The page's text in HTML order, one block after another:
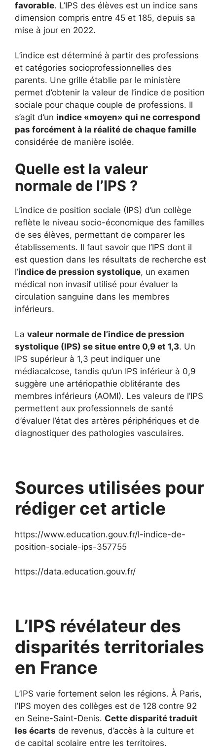
favorable. L’IPS des élèves est un indice sans
dimension compris entre 45 et 185, depuis sa
mise à jour en 2022.
L’indice est déterminé à partir des professions
et catégories socioprofessionnelles des
parents. Une grille établie par le ministère
permet d’obtenir la valeur de l’indice de position
sociale pour chaque couple de professions. Il
s’agit d’un indice «moyen» qui ne correspond
pas forcément à la réalité de chaque famille
considérée de manière isolée.
Quelle est la valeur
normale de l’IPS ?
L’indice de position sociale (IPS) d’un collège
reflète le niveau socio-économique des familles
de ses élèves, permettant de comparer les
établissements. Il faut savoir que l’IPS dont il
est question dans les résultats de recherche est
l’indice de pression systolique, un examen
médical non invasif utilisé pour évaluer la
circulation sanguine dans les membres
inférieurs.
La valeur normale de l’indice de pression
systolique (IPS) se situe entre 0,9 et 1,3. Un
IPS supérieur à 1,3 peut indiquer une
médiacalcose, tandis qu’un IPS inférieur à 0,9
suggère une artériopathie oblitérante des
membres inférieurs (AOMI). Les valeurs de l’IPS
permettent aux professionnels de santé
d’évaluer l’état des artères périphériques et de
diagnostiquer des pathologies vasculaires.
Sources utilisées pour
rédiger cet article
https://www.education.gouv.fr/l-indice-de-
position-sociale-ips-357755
https://data.education.gouv.fr/
L’IPS révélateur des
disparités territoriales
en France
L’IPS varie fortement selon les régions. À Paris,
l’IPS moyen des collèges est de 128 contre 92
en Seine-Saint-Denis. Cette disparité traduit
les écarts de revenus, d’accès à la culture et
de capital scolaire entre les territoires.